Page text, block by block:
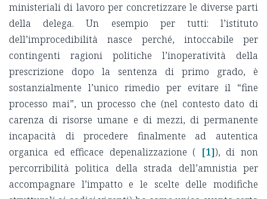
ministeriali di lavoro per concretizzare le diverse parti
della delega. Un esempio per tutti: l’istituto
dell’improcedibilità nasce perché, intoccabile per
contingenti ragioni politiche l’inoperatività della
prescrizione dopo la sentenza di primo grado, è
sostanzialmente l’unico rimedio per evitare il “fine
processo mai”, un processo che (nel contesto dato di
carenza di risorse umane e di mezzi, di permanente
incapacità di procedere finalmente ad autentica
organica ed efficace depenalizzazione ( [1]), di non
percorribilità politica della strada dell’amnistia per
accompagnare l’impatto e le scelte delle modifiche